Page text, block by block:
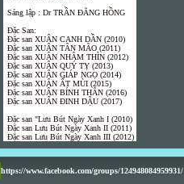
Sáng lập : Dr TRẦN ĐĂNG HỒNG
Đặc San:
Đặc san XUÂN CANH DẦN (2010)
Đặc san XUÂN TÂN MÃO (2011)
Đặc san XUÂN NHÂM THÌN (2012)
Đặc san XUÂN QUÝ TỴ (2013)
Đặc san XUÂN GIÁP NGỌ (2014)
Đặc san XUÂN ẤT MÙI (2015)
Đặc san XUÂN BÍNH THÂN (2016)
Đặc san XUÂN ĐINH DẬU (2017)
Đặc san "Lưu Bút Ngày Xanh I (2010)
Đặc san Lưu Bút Ngày Xanh II (2011)
Đặc san Lưu Bút Ngày Xanh III (2012)
https://www.facebook.com/groups/124948084959931/